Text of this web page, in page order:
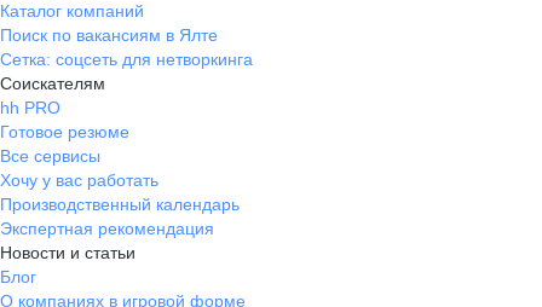
Каталог компаний
Поиск по вакансиям в Ялте
Сетка: соцсеть для нетворкинга
Соискателям
hh PRO
Готовое резюме
Все сервисы
Хочу у вас работать
Производственный календарь
Экспертная рекомендация
Новости и статьи
Блог
О компаниях в игровой форме